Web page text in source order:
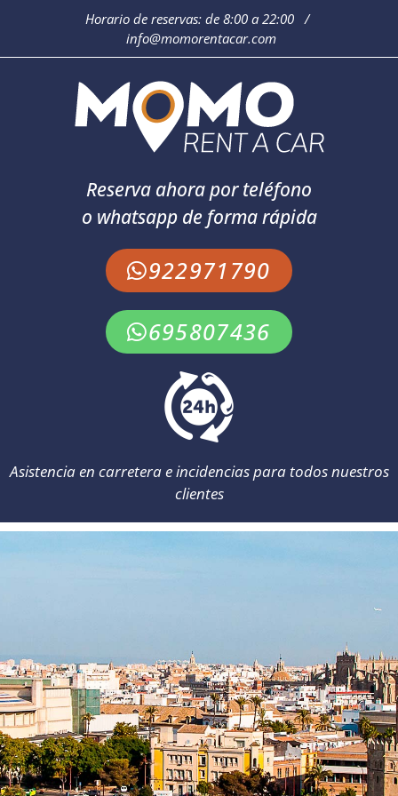
Horario de reservas: de 8:00 a 22:00 /
info@momorentacar.com
Reserva ahora por teléfono
o whatsapp de forma rápida
922971790
695807436
Asistencia en carretera e incidencias para todos nuestros
clientes